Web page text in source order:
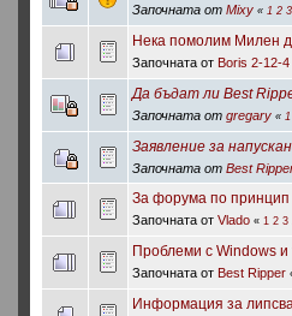
Започната от Mixy « 1 2 3
Нека помолим Милен
Започната от Boris 2-12-4
Да бъдат ли Best
Започната от gregary « 1
Заявление за
Започната от Best
За форума по принцип
Започната от Vlado « 1 2 3
Проблеми с Windows и
Започната от Best Ripper
Информация за